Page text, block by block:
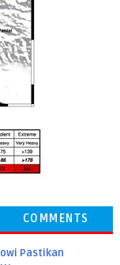
COMMENTS
Pastikan